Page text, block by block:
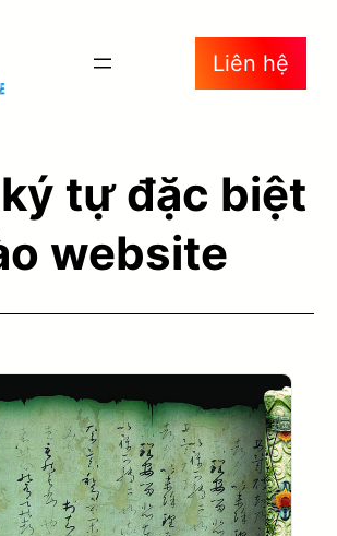
Liên hệ
tự đặc biệt
website